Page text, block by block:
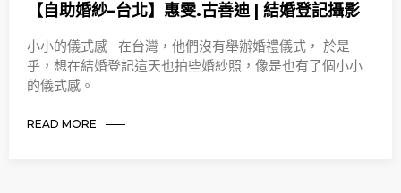
【自助婚紗–台北】惠雯.古善迪 | 結婚登記攝影
小小的儀式感 在台灣，他們沒有舉辦婚禮儀式， 於是
乎，想在結婚登記這天也拍些婚紗照，像是也有了個小小
的儀式感。
READ MORE